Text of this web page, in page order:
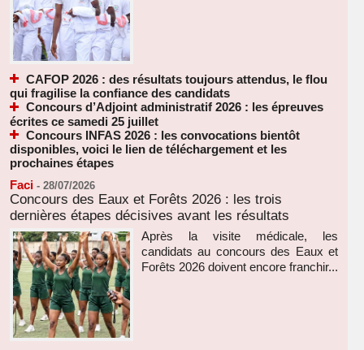
CAFOP 2026 : des résultats toujours attendus, le flou
qui fragilise la confiance des candidats
Concours d’Adjoint administratif 2026 : les épreuves
écrites ce samedi 25 juillet
Concours INFAS 2026 : les convocations bientôt
disponibles, voici le lien de téléchargement et les
prochaines étapes
Faci - 28/07/2026
Concours des Eaux et Forêts 2026 : les trois
dernières étapes décisives avant les résultats
Après la visite médicale, les
candidats au concours des Eaux et
Forêts 2026 doivent encore franchir...